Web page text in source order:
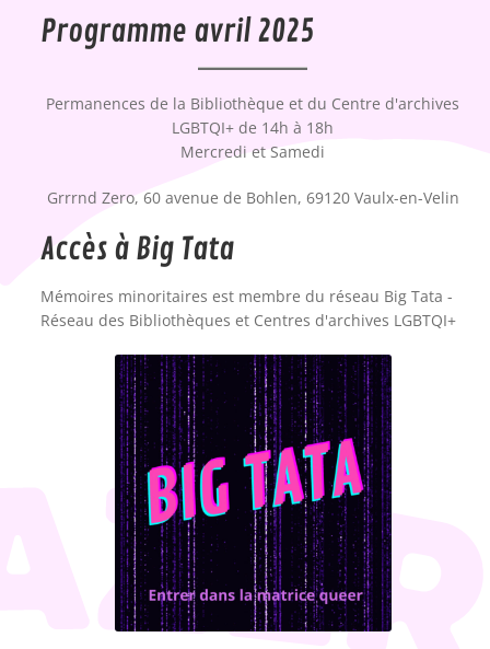
Programme avril 2025
Permanences de la Bibliothèque et du Centre d'archives
LGBTQI+ de 14h à 18h
Mercredi et Samedi
Grrrnd Zero, 60 avenue de Bohlen, 69120 Vaulx-en-Velin
Accès à Big Tata
Mémoires minoritaires est membre du réseau Big Tata -
Réseau des Bibliothèques et Centres d'archives LGBTQI+